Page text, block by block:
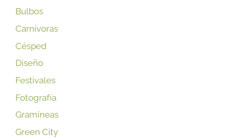
Bulbos
Carnívoras
Césped
Diseño
Festivales
Fotografía
Gramíneas
Green City